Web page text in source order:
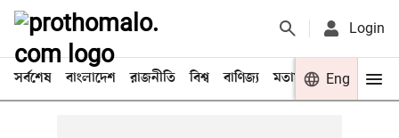
Login
সর্বশেষ বাংলাদেশ রাজনীতি বিশ্ব বাণিজ্য মতামত খেলা
Eng